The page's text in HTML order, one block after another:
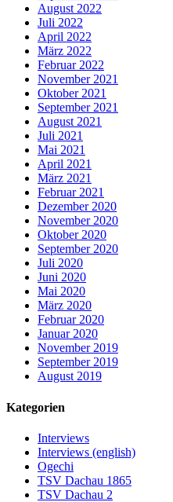
August 2022
Juli 2022
April 2022
März 2022
Februar 2022
November 2021
Oktober 2021
September 2021
August 2021
Juli 2021
Mai 2021
April 2021
März 2021
Februar 2021
Dezember 2020
November 2020
Oktober 2020
September 2020
Juli 2020
Juni 2020
Mai 2020
März 2020
Februar 2020
Januar 2020
November 2019
September 2019
August 2019
Kategorien
Interviews
Interviews (english)
Ogechi
TSV Dachau 1865
TSV Dachau 2